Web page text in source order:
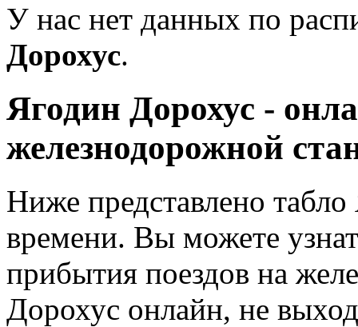
У нас нет данных по
Дорохус.
Ягодин Дорохус -
железнодорожной
Ниже представлено
времени. Вы можете
прибытия поездов на
Дорохус онлайн, не